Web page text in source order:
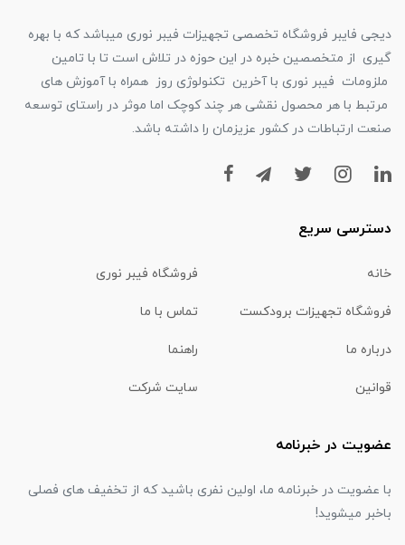
دیجی فایبر فروشگاه تخصصی تجهیزات فیبر نوری میباشد که با بهره
گیری از متخصصین خبره در این حوزه در تلاش است تا با تامین
ملزومات فیبر نوری با آخرین تکنولوژی روز همراه با آموزش های
مرتبط با هر محصول نقشی هر چند کوچک اما موثر در راستای توسعه
صنعت ارتباطات در کشور عزیزمان را داشته باشد.
دسترسی سریع
خانه فروشگاه فیبر نوری
فروشگاه تجهیزات برودکست تماس با ما
درباره ما راهنما
قوانین سایت شرکت
عضویت در خبرنامه
با عضویت در خبرنامه ما، اولین نفری باشید که از تخفیف های فصلی
باخبر میشوید!